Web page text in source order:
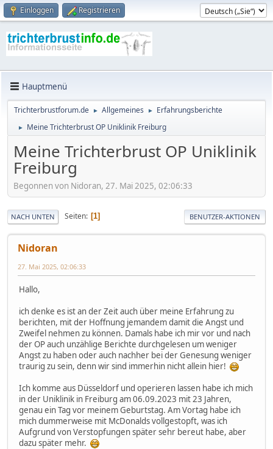
Einloggen Registrieren
Hauptmenü
Trichterbrustforum.de ► Allgemeines ► Erfahrungsberichte
► Meine Trichterbrust OP Uniklinik Freiburg
Meine Trichterbrust OP Uniklinik
Freiburg
Begonnen von Nidoran, 27. Mai 2025, 02:06:33
NACH UNTEN Seiten 1 BENUTZER-AKTIONEN
Nidoran
27. Mai 2025, 02:06:33
Hallo,
ich denke es ist an der Zeit auch über meine Erfahrung zu
berichten, mit der Hoffnung jemandem damit die Angst und
Zweifel nehmen zu können. Damals habe ich mir vor und nach
der OP auch unzählige Berichte durchgelesen um weniger
Angst zu haben oder auch nachher bei der Genesung weniger
traurig zu sein, denn wir sind immerhin nicht allein hier!
Ich komme aus Düsseldorf und operieren lassen habe ich mich
in der Uniklinik in Freiburg am 06.09.2023 mit 23 Jahren,
genau ein Tag vor meinem Geburtstag. Am Vortag habe ich
mich dummerweise mit McDonalds vollgestopft, was ich
Aufgrund von Verstopfungen später sehr bereut habe, aber
dazu später mehr.